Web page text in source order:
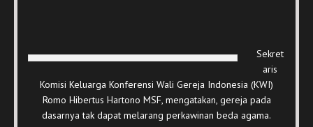
Sekret
aris
Komisi Keluarga Konferensi Wali Gereja Indonesia (KWI)
Romo Hibertus Hartono MSF, mengatakan, gereja pada
dasarnya tak dapat melarang perkawinan beda agama.